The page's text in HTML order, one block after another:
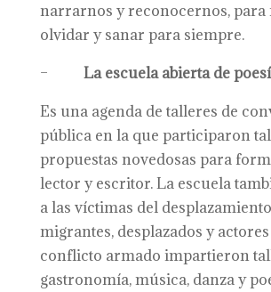
narrarnos y reconocernos, para
olvidar y sanar para siempre.
– La escuela abierta de
Es una agenda de talleres de
pública en la que participaron
propuestas novedosas para
lector y escritor. La escuela
a las víctimas del
migrantes, desplazados y
conflicto armado impartieron
gastronomía, música, danza y